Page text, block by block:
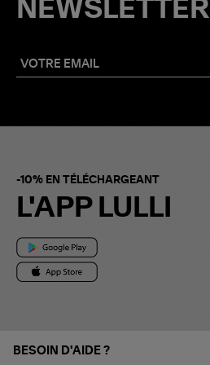
NEWSLETTER
-10% EN TÉLÉCHARGEANT
L'APP LULLI
BESOIN D'AIDE ?